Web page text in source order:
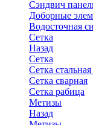
Сэндвич
Доборные
Водосточная
Сетка
Назад
Сетка
Сетка
Сетка сварная
Сетка рабица
Метизы
Назад